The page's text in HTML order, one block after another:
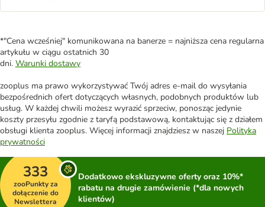
*"Cena wcześniej" komunikowana na banerze = najniższa cena regularna
artykułu w ciągu ostatnich 30
dni. Warunki dostawy
zooplus ma prawo wykorzystywać Twój adres e-mail do wysyłania
bezpośrednich ofert dotyczących własnych, podobnych produktów lub
usług. W każdej chwili możesz wyrazić sprzeciw, ponosząc jedynie
koszty przesyłu zgodnie z taryfą podstawową, kontaktując się z działem
obsługi klienta zooplus. Więcej informacji znajdziesz w naszej Polityka
prywatności
333
zooPunkty za
dołączenie do
Newslettera
Dodatkowo ekskluzywne oferty oraz 10%*
rabatu na drugie zamówienie (*dla nowych
klientów)